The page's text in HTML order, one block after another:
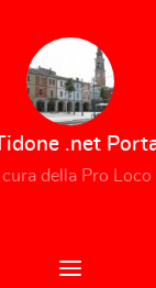
.net
cura della Pro Loco